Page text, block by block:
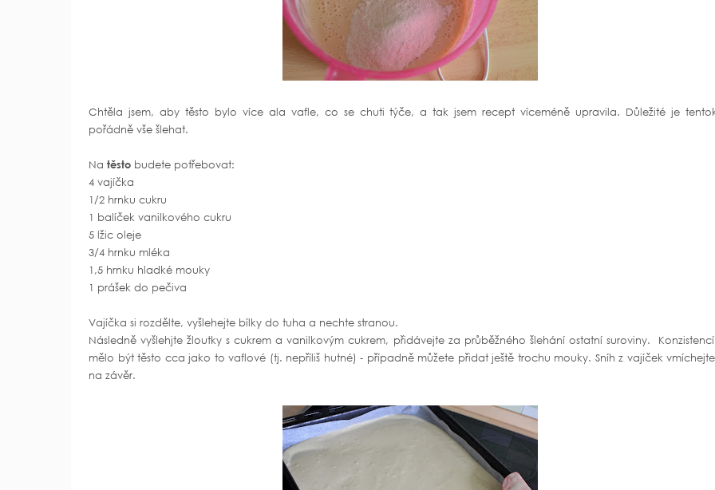
Chtěla jsem, aby těsto bylo více ala vafle, co se chuti týče, a tak jsem recept víceméně upravila. Důležité je
pořádně vše šlehat.
Na těsto budete potřebovat:
4 vajíčka
1/2 hrnku cukru
1 balíček vanilkového cukru
5 lžic oleje
3/4 hrnku mléka
1,5 hrnku hladké mouky
1 prášek do pečiva
Vajíčka si rozdělte, vyšlehejte bílky do tuha a nechte stranou.
Následně vyšlehjte žloutky s cukrem a vanilkovým cukrem, přidávejte za průběžného šlehání ostatní suroviny.
mělo být těsto cca jako to vaflové (tj. nepříliš hutné) - případně můžete přidat ještě trochu mouky. Sníh z vajíček
na závěr.